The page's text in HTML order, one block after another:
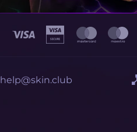
help@skin.club